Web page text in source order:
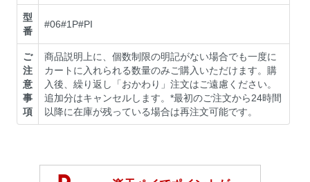
型
番
#06#1P#PI
ご
注
意
事
項
商品説明上に、個数制限の明記がない場合でも一度に
カートに入れられる数量のみご購入いただけます。購
入後、繰り返し「おかわり」注文はご遠慮ください。
追加分はキャンセルします。*最初のご注文から24時間
以降に在庫が残っている場合は再注文可能です。